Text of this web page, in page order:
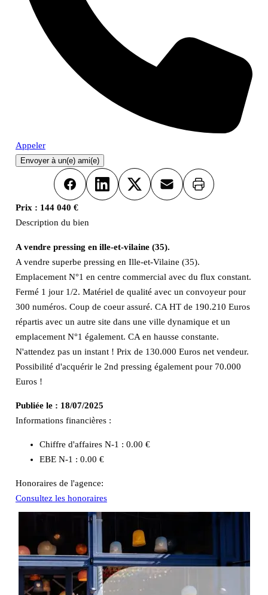
Appeler
Envoyer à un(e) ami(e)
FacebookLinkedInX Email Imprimer
Prix : 144 040 €
Description du bien
A vendre pressing en ille-et-vilaine (35).
A vendre superbe pressing en Ille-et-Vilaine (35).
Emplacement N°1 en centre commercial avec du flux constant.
Fermé 1 jour 1/2. Matériel de qualité avec un convoyeur pour
300 numéros. Coup de coeur assuré. CA HT de 190.210 Euros
répartis avec un autre site dans une ville dynamique et un
emplacement N°1 également. CA en hausse constante.
N'attendez pas un instant ! Prix de 130.000 Euros net vendeur.
Possibilité d'acquérir le 2nd pressing également pour 70.000
Euros !
Publiée le : 18/07/2025
Informations financières :
Chiffre d'affaires N-1 : 0.00 €
EBE N-1 : 0.00 €
Honoraires de l'agence:
Consultez les honoraires